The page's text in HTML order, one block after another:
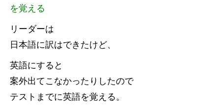
を覚える
リーダーは
日本語に訳はできたけど、
英語にすると
案外出てこなかったりしたので
テストまでに英語を覚える。